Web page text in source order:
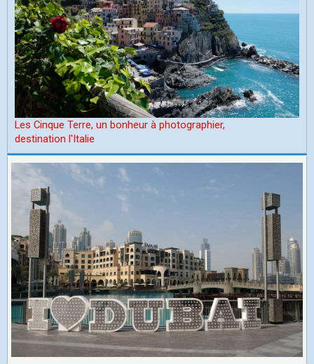
Les Cinque Terre, un bonheur à photographier,
destination l'Italie